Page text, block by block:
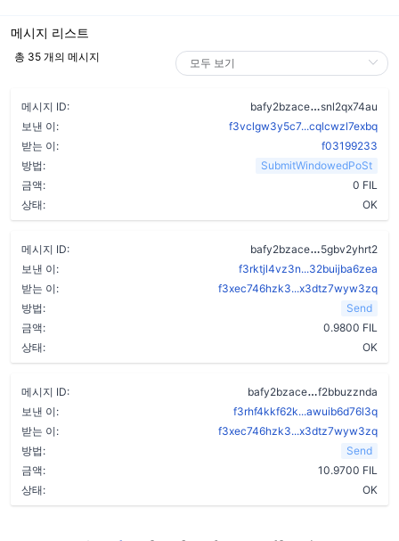
메시지 리스트
총 35 개의 메시지
메시지 ID: bafy2bzace
snl2qx74au
보낸 이:
f3vclgw3y5c7...cqlcwzl7exbq
받는 이:
f03199233
방법:
SubmitWindowedPoSt
금액:
0 FIL
상태:
OK
메시지 ID: bafy2bzace
5gbv2yhrt2
보낸 이:
f3rktjl4vz3n...32buijba6zea
받는 이:
f3xec746hzk3...x3dtz7wyw3zq
방법:
Send
금액:
0.9800 FIL
상태:
OK
메시지 ID: bafy2bzace
f2bbuzznda
보낸 이:
f3rhf4kkf62k...awuib6d76l3q
받는 이:
f3xec746hzk3...x3dtz7wyw3zq
방법:
Send
금액:
10.9700 FIL
상태:
OK